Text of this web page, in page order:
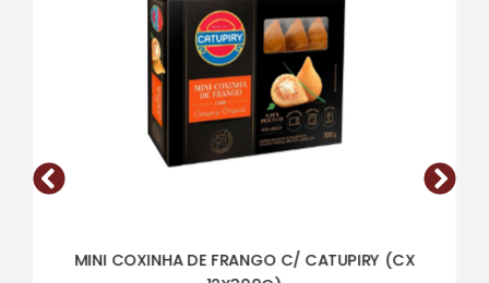
MINI COXINHA DE FRANGO C/ CATUPIRY (CX